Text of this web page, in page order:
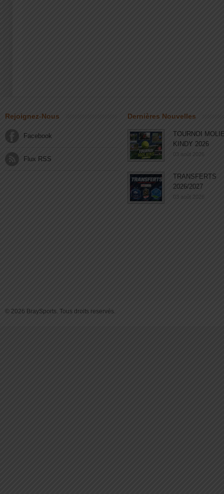
Rejoignez-Nous
Facebook
Flux RSS
Dernières Nouvelles
TOURNOI
KINDY 2026
03 août 2026
TRANSFERTS
2026/2027
03 août 2026
© 2026 BraySports. Tous droits reservés.